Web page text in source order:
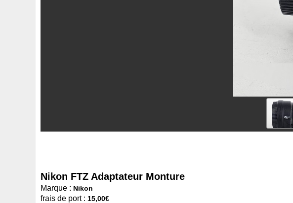
Nikon FTZ Adaptateur Monture
Marque : Nikon
frais de port : 15,00€